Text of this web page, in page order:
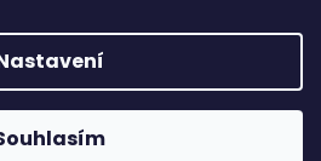
NÁKUP - POMOCÍ SLEVOVÉHO